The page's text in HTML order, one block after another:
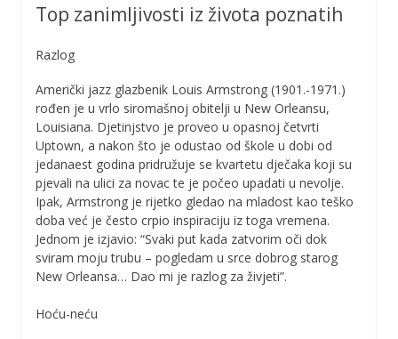
Top zanimljivosti iz života poznatih
Razlog
Američki jazz glazbenik Louis Armstrong (1901.-1971.)
rođen je u vrlo siromašnoj obitelji u New Orleansu,
Louisiana. Djetinjstvo je proveo u opasnoj četvrti
Uptown, a nakon što je odustao od škole u dobi od
jedanaest godina pridružuje se kvartetu dječaka koji su
pjevali na ulici za novac te je počeo upadati u nevolje.
Ipak, Armstrong je rijetko gledao na mladost kao teško
doba već je često crpio inspiraciju iz toga vremena.
Jednom je izjavio: “Svaki put kada zatvorim oči dok
sviram moju trubu – pogledam u srce dobrog starog
New Orleansa… Dao mi je razlog za živjeti”.
Hoću-neću